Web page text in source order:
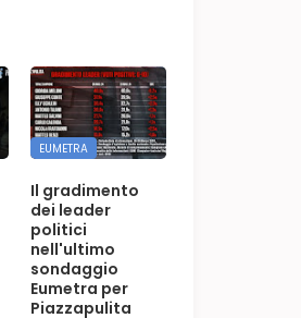
EUMETRA
Il gradimento
dei leader
politici
nell'ultimo
sondaggio
Eumetra per
Piazzapulita